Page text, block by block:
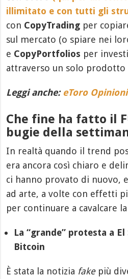
illimitato e con tutti gli
con CopyTrading per
sul mercato (o spiare nei
e CopyPortfolios per
attraverso un solo prodotto
Leggi anche: eToro
Che fine ha fatto il
bugie della
In realtà quando il trend
era ancora così chiaro e
ci hanno provato di nuovo,
ad arte, a volte con effetti
per continuare a cavalcare
La “grande” protesta a
Bitcoin
È stata la notizia fakepiù